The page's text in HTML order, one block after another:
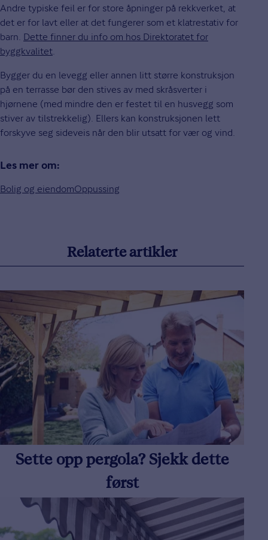
Andre typiske feil er for store åpninger på rekkverket, at
det er for lavt eller at det fungerer som et klatrestativ for
barn. Dette finner du info om hos Direktoratet for
byggkvalitet.
Bygger du en levegg eller annen litt større konstruksjon
på en terrasse bør den stives av med skråsverter i
hjørnene (med mindre den er festet til en husvegg som
stiver av tilstrekkelig). Ellers kan konstruksjonen lett
forskyve seg sideveis når den blir utsatt for vær og vind.
Les mer om:
Bolig og eiendomOppussing
Relaterte artikler
Sette opp pergola? Sjekk dette
først